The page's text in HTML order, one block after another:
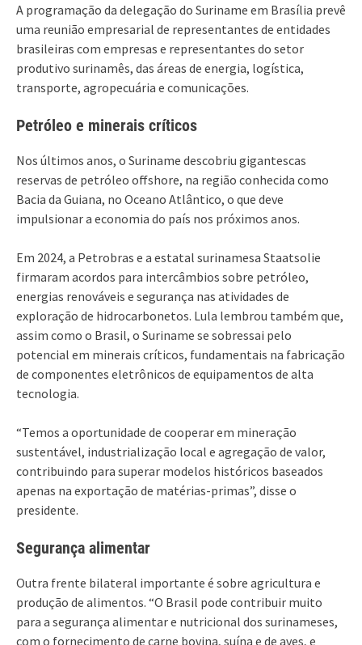
A programação da delegação do Suriname em Brasília prevê
uma reunião empresarial de representantes de entidades
brasileiras com empresas e representantes do setor
produtivo surinamês, das áreas de energia, logística,
transporte, agropecuária e comunicações.
Petróleo e minerais críticos
Nos últimos anos, o Suriname descobriu gigantescas
reservas de petróleo offshore, na região conhecida como
Bacia da Guiana, no Oceano Atlântico, o que deve
impulsionar a economia do país nos próximos anos.
Em 2024, a Petrobras e a estatal surinamesa Staatsolie
firmaram acordos para intercâmbios sobre petróleo,
energias renováveis e segurança nas atividades de
exploração de hidrocarbonetos. Lula lembrou também que,
assim como o Brasil, o Suriname se sobressai pelo
potencial em minerais críticos, fundamentais na fabricação
de componentes eletrônicos de equipamentos de alta
tecnologia.
“Temos a oportunidade de cooperar em mineração
sustentável, industrialização local e agregação de valor,
contribuindo para superar modelos históricos baseados
apenas na exportação de matérias-primas”, disse o
presidente.
Segurança alimentar
Outra frente bilateral importante é sobre agricultura e
produção de alimentos. “O Brasil pode contribuir muito
para a segurança alimentar e nutricional dos surinameses,
com o fornecimento de carne bovina, suína e de aves, e